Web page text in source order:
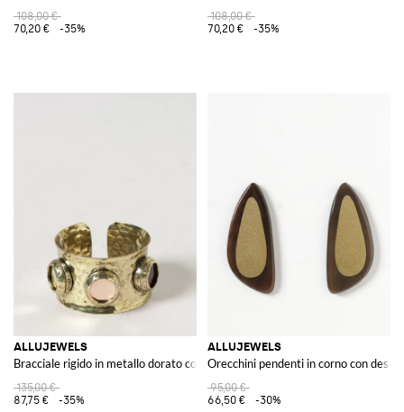
108,00 €
70,20 €
-35%
108,00 €
70,20 €
-35%
ALLUJEWELS
Bracciale rigido in metallo dorato con applicazione di cristalli
135,00 €
87,75 €
-35%
ALLUJEWELS
Orecchini pendenti in corno con
95,00 €
66,50 €
-30%